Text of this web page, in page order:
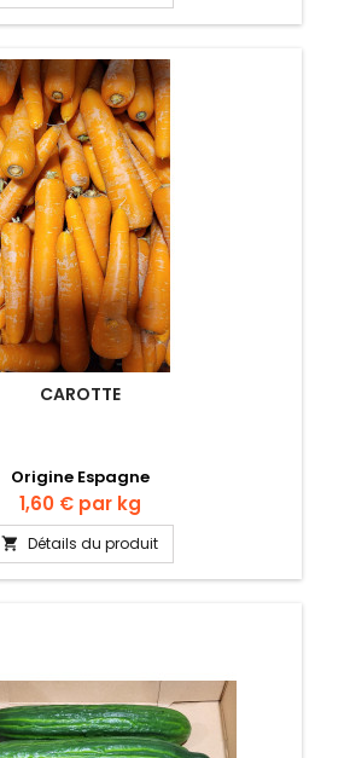
CAROTTE
Origine Espagne
Prix
1,60 € par kg
 Détails du produit